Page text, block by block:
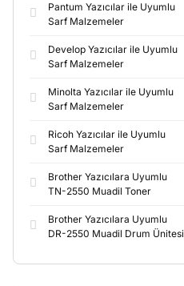
Pantum Yazıcılar ile Uyumlu
Sarf Malzemeler
Develop Yazıcılar ile Uyumlu
Sarf Malzemeler
Minolta Yazıcılar ile Uyumlu
Sarf Malzemeler
Ricoh Yazıcılar ile Uyumlu
Sarf Malzemeler
Brother Yazıcılara Uyumlu
TN-2550 Muadil Toner
Brother Yazıcılara Uyumlu
DR-2550 Muadil Drum Ünitesi